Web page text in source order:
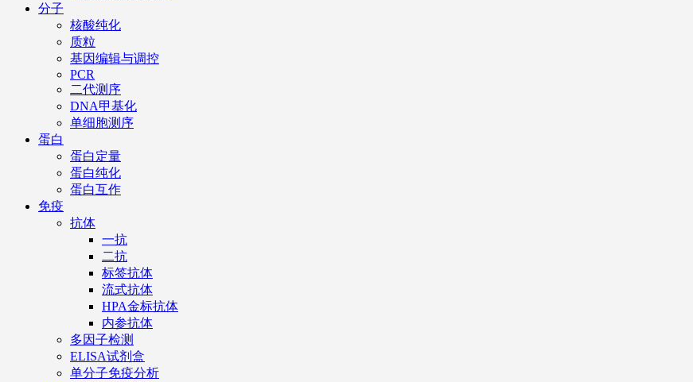
分子
核酸纯化
质粒
基因编辑与调控
PCR
二代测序
DNA甲基化
单细胞测序
蛋白
蛋白定量
蛋白纯化
蛋白互作
免疫
抗体
一抗
二抗
标签抗体
流式抗体
HPA金标抗体
内参抗体
多因子检测
ELISA试剂盒
单分子免疫分析